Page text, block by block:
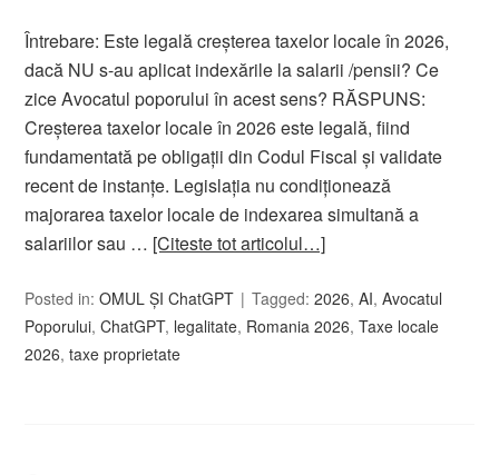
Întrebare: Este legală creșterea taxelor locale în 2026,
dacă NU s-au aplicat indexările la salarii /pensii? Ce
zice Avocatul poporului în acest sens? RĂSPUNS:
Creșterea taxelor locale în 2026 este legală, fiind
fundamentată pe obligații din Codul Fiscal și validate
recent de instanțe. Legislația nu condiționează
majorarea taxelor locale de indexarea simultană a
salariilor sau … [Citeste tot articolul…]
Posted in:OMUL ȘI ChatGPT Tagged:2026,AI,Avocatul
Poporului,ChatGPT, legalitate, Romania 2026,Taxe locale
2026,taxe proprietate